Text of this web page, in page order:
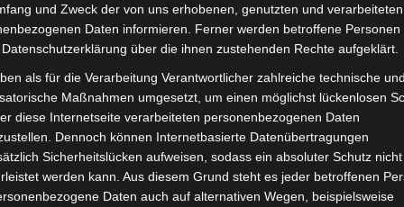
Ursprünglicher
Preis
war:
699,00 €
Aktueller
Preis
649,00 €.
und Zweck der von uns erhobenen, genutzten und verarbeiteten
Daten informieren. Ferner werden betroffene Personen
über die ihnen zustehenden Rechte aufgeklärt.
als für die Verarbeitung Verantwortlicher zahlreiche technische und
Maßnahmen umgesetzt, um einen möglichst lückenlosen
diese Internetseite verarbeiteten personenbezogenen Daten
Dennoch können Internetbasierte Datenübertragungen
Sicherheitslücken aufweisen, sodass ein absoluter Schutz nicht
werden kann. Aus diesem Grund steht es jeder betroffenen
Daten auch auf alternativen Wegen, beispielsweise